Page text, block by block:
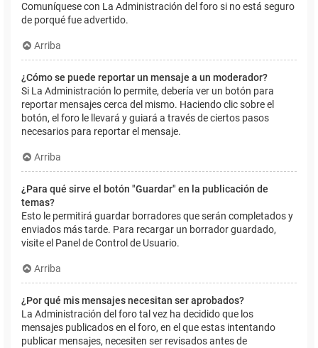
Comuníquese con La Administración del foro si no está seguro
de porqué fue advertido.
Arriba
¿Cómo se puede reportar un mensaje a un moderador?
Si La Administración lo permite, debería ver un botón para
reportar mensajes cerca del mismo. Haciendo clic sobre el
botón, el foro le llevará y guiará a través de ciertos pasos
necesarios para reportar el mensaje.
Arriba
¿Para qué sirve el botón "Guardar" en la publicación de
temas?
Esto le permitirá guardar borradores que serán completados y
enviados más tarde. Para recargar un borrador guardado,
visite el Panel de Control de Usuario.
Arriba
¿Por qué mis mensajes necesitan ser aprobados?
La Administración del foro tal vez ha decidido que los
mensajes publicados en el foro, en el que estas intentando
publicar mensajes, necesiten ser revisados antes de